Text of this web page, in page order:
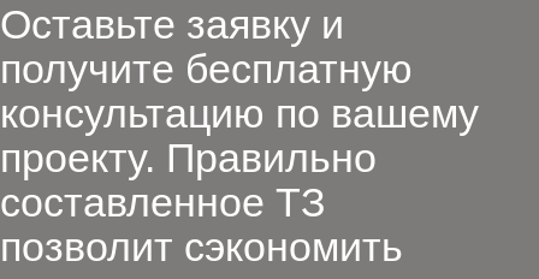
Оставьте заявку и
получите бесплатную
консультацию по вашему
проекту. Правильно
составленное ТЗ
позволит сэкономить